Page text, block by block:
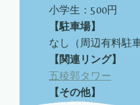
小学生：500円
【駐車場】
なし（周辺有料駐
【関連リング】
五稜郭タワー
【その他】